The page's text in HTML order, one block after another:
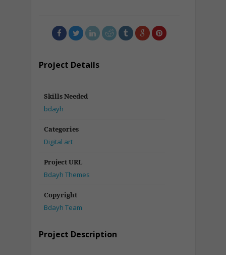
Project Details
Skills Needed
bdayh
Categories
Digital art
Project URL
Bdayh Themes
Copyright
Bdayh Team
Project Description